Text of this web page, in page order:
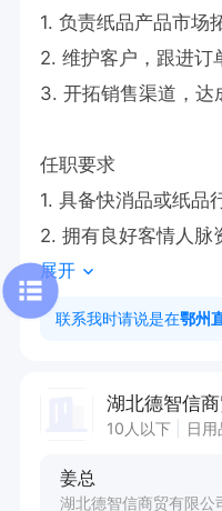
1. 负责纸品产品市场
2. 维护客户，跟进订
3. 开拓销售渠道，达
任职要求
1. 具备快消品或纸品
2. 拥有良好客情人脉
3. 沟通洽谈能力出色
具备市场开拓意识
点击屏幕下申请职位
展开
联系我时请说是在鄂州
湖北德智信
10人以下 日
姜总
湖北德智信商贸有限公